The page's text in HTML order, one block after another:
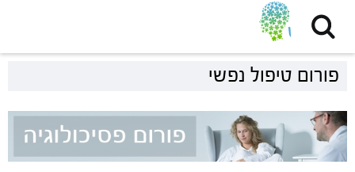
פורום טיפול נפשי